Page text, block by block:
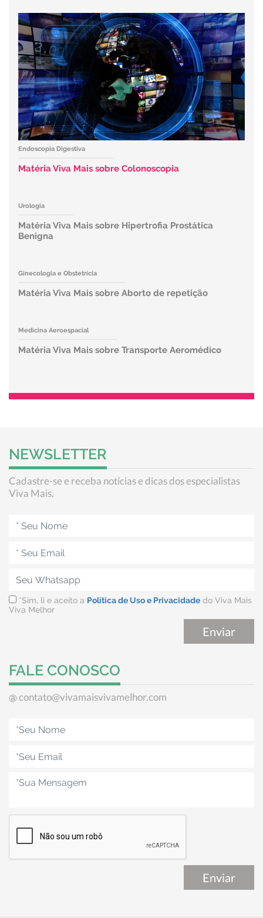
Endoscopia Digestiva
Matéria Viva Mais sobre Colonoscopia
Urologia
Matéria Viva Mais sobre Hipertrofia Prostática
Benigna
Ginecologia e Obstetrícia
Matéria Viva Mais sobre Aborto de repetição
Medicina Aeroespacial
Matéria Viva Mais sobre Transporte Aeromédico
NEWSLETTER
Cadastre-se e receba notícias e dicas dos especialistas
Viva Mais.
*Sim, li e aceito a Política de Uso e Privacidade do Viva Mais
Viva Melhor
FALE CONOSCO
@contato@vivamaisvivamelhor.com